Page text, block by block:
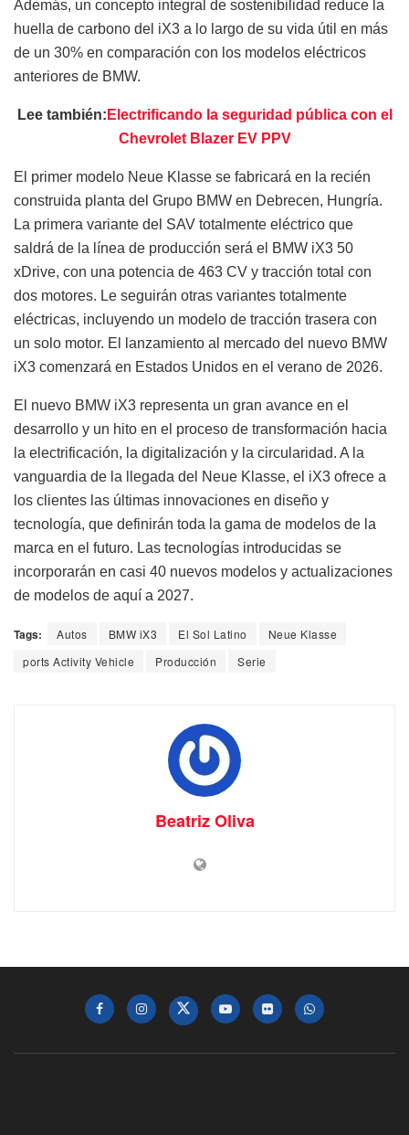
Además, un concepto integral de sostenibilidad reduce la
huella de carbono del iX3 a lo largo de su vida útil en más
de un 30% en comparación con los modelos eléctricos
anteriores de BMW.
Lee también: Electrificando la seguridad pública con el
Chevrolet Blazer EV PPV
El primer modelo Neue Klasse se fabricará en la recién
construida planta del Grupo BMW en Debrecen, Hungría.
La primera variante del SAV totalmente eléctrico que
saldrá de la línea de producción será el BMW iX3 50
xDrive, con una potencia de 463 CV y ​​tracción total con
dos motores. Le seguirán otras variantes totalmente
eléctricas, incluyendo un modelo de tracción trasera con
un solo motor. El lanzamiento al mercado del nuevo BMW
iX3 comenzará en Estados Unidos en el verano de 2026.
El nuevo BMW iX3 representa un gran avance en el
desarrollo y un hito en el proceso de transformación hacia
la electrificación, la digitalización y la circularidad. A la
vanguardia de la llegada del Neue Klasse, el iX3 ofrece a
los clientes las últimas innovaciones en diseño y
tecnología, que definirán toda la gama de modelos de la
marca en el futuro. Las tecnologías introducidas se
incorporarán en casi 40 nuevos modelos y actualizaciones
de modelos de aquí a 2027.
Tags: Autos BMW iX3 El Sol Latino
Neue Klasse
ports Activity Vehicle
Producción Serie
Beatriz Oliva